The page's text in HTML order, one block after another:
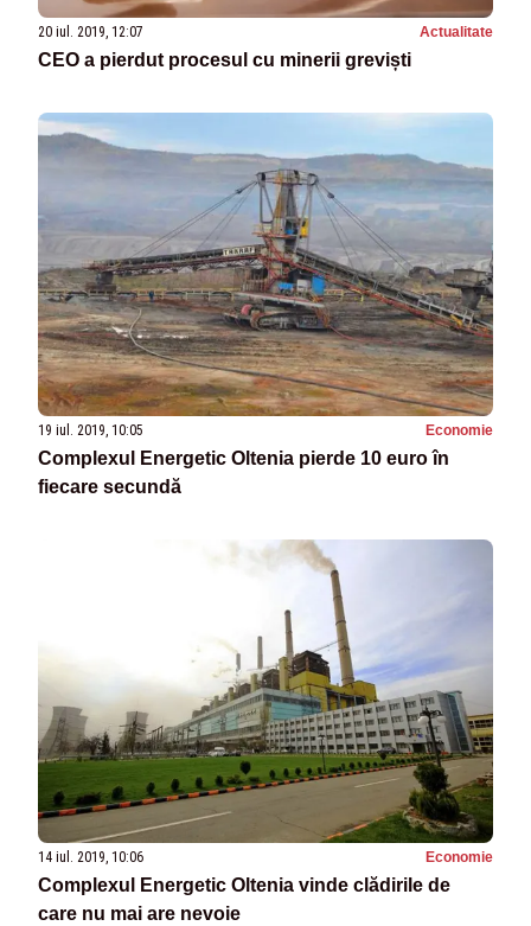
20 iul. 2019, 12:07 Actualitate
CEO a pierdut procesul cu minerii greviști
19 iul. 2019, 10:05 Economie
Complexul Energetic Oltenia pierde 10 euro în
fiecare secundă
14 iul. 2019, 10:06 Economie
Complexul Energetic Oltenia vinde clădirile de
care nu mai are nevoie